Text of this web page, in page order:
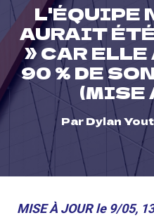
L'ÉQUIPE
AURAIT
» CAR
90 % DE
(MISE
ParDylan
MISE À JOUR le 9/05,